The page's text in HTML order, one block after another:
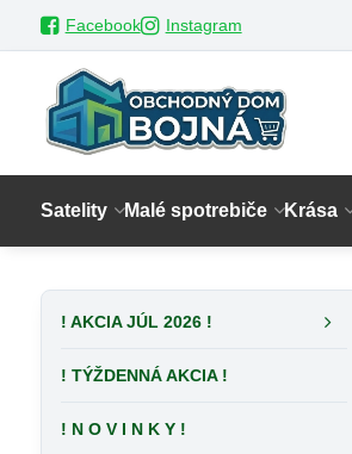
Facebook Instagram
Satelity Malé spotrebiče Krása
! AKCIA JÚL 2026 !
! TÝŽDENNÁ AKCIA !
! N O V I N K Y !